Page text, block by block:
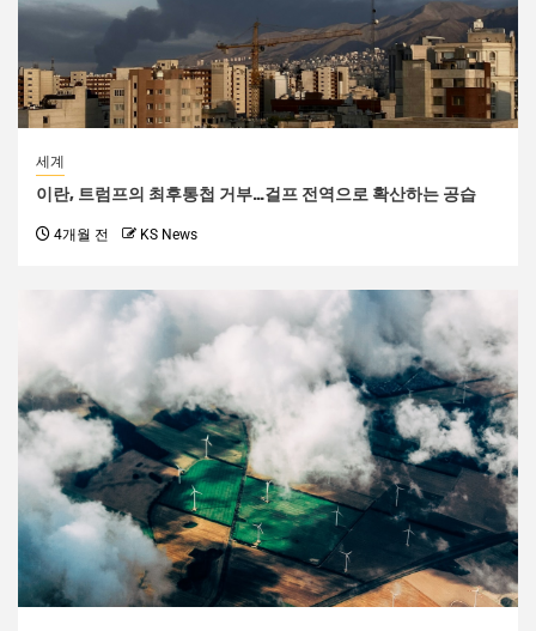
세계
이란, 트럼프의 최후통첩 거부…걸프 전역으로 확산하는 공습
4개월 전 KS News